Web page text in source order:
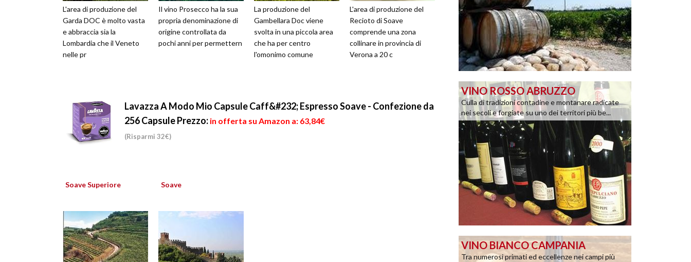
L'area di produzione del
Garda DOC è molto vasta
e abbraccia sia la
Lombardia che il Veneto
nelle pr
Il vino Prosecco ha la sua
propria denominazione di
origine controllata da
pochi anni per permettern
La produzione del
Gambellara Doc viene
svolta in una piccola area
che ha per centro
l'omonimo comune
L'area di produzione del
Recioto di Soave
comprende una zona
collinare in provincia di
Verona a 20 c
Lavazza A Modo Mio Capsule Caff&#232; Espresso Soave - Confezione da
256 CapsulePrezzo: in offerta su Amazon a: 63,84€
(Risparmi 32€)
Soave Superiore Soave
VINO ROSSO ABRUZZO
Culla di tradizioni contadine e montanare radicate
nei secoli e forgiate su uno dei territori più be...
VINO BIANCO CAMPANIA
Tra numerosi primati ed eccellenze nei campi più